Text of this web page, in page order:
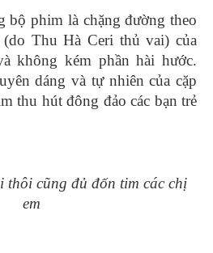
bộ phim là chặng đường theo
Thu Hà Ceri thủ vai) của
không kém phần hài hước.
dáng và tự nhiên của cặp
thu hút đông đảo các bạn trẻ
thôi cũng đủ đốn tim các chị
em